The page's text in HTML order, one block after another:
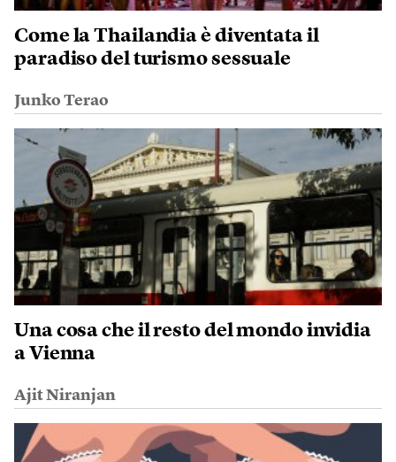
Come la Thailandia è diventata il
paradiso del turismo sessuale
Junko Terao
Una cosa che il resto del mondo invidia
a Vienna
Ajit Niranjan